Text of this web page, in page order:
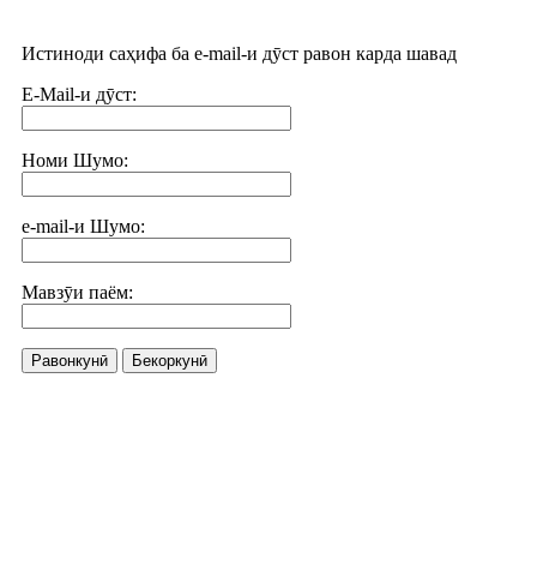
Истиноди саҳифа ба e-mail-и дӯст равон карда шавад
E-Mail-и дӯст:
Номи Шумо:
e-mail-и Шумо:
Мавзӯи паём:
Равонкунӣ Бекоркунӣ